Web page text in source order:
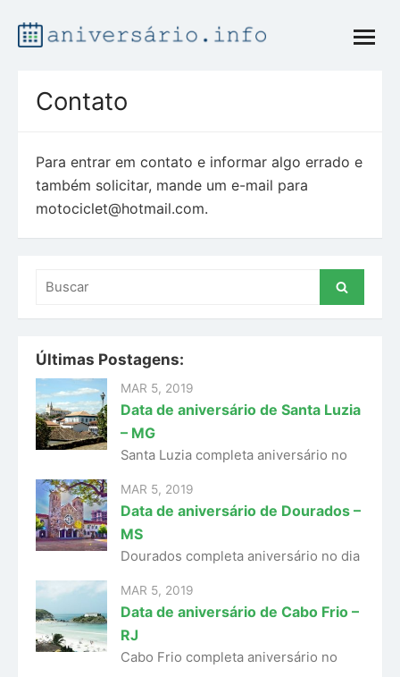
to
open
Contato
Para entrar em contato e informar algo errado e
também solicitar, mande um e-mail para
motociclet@hotmail.com.
Buscar
Buscar
Últimas Postagens:
MAR 5, 2019
Data de aniversário de Santa Luzia
– MG
Santa Luzia completa aniversário no
MAR 5, 2019
Data de aniversário de Dourados –
MS
Dourados completa aniversário no dia
MAR 5, 2019
Data de aniversário de Cabo Frio –
RJ
Cabo Frio completa aniversário no